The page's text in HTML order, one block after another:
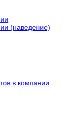
в компании